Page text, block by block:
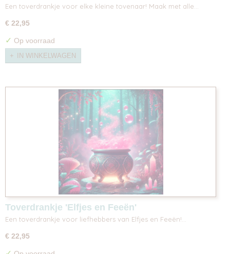
Een toverdrankje voor elke kleine tovenaar! Maak met alle…
€ 22,95
✓ Op voorraad
IN WINKELWAGEN
Toverdrankje 'Elfjes en Feeën'
Een toverdrankje voor liefhebbers van Elfjes en Feeën!…
€ 22,95